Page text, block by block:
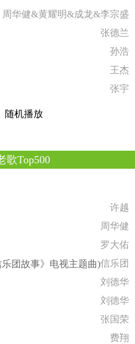
周华健&黄耀明&成龙&李宗盛
张德兰
孙浩
王杰
张宇
随机播放
歌Top500
许越
周华健
罗大佑
团故事》电视主题曲)信乐团
刘德华
刘德华
张国荣
费翔